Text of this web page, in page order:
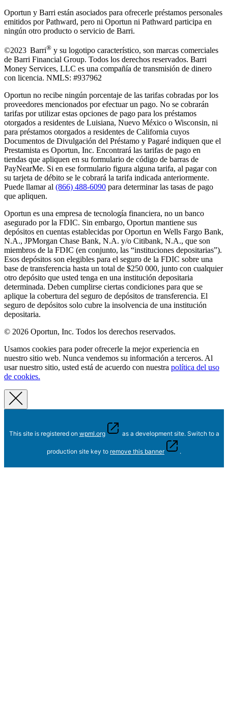
Oportun y Barri están asociados para ofrecerle préstamos personales
emitidos por Pathward, pero ni Oportun ni Pathward participa en
ningún otro producto o servicio de Barri.
©2023 Barri® y su logotipo característico, son marcas comerciales
de Barri Financial Group. Todos los derechos reservados. Barri
Money Services, LLC es una compañía de transmisión de dinero
con licencia. NMLS: #937962
Oportun no recibe ningún porcentaje de las tarifas cobradas por los
proveedores mencionados por efectuar un pago. No se cobrarán
tarifas por utilizar estas opciones de pago para los préstamos
otorgados a residentes de Luisiana, Nuevo México o Wisconsin, ni
para préstamos otorgados a residentes de California cuyos
Documentos de Divulgación del Préstamo y Pagaré indiquen que el
Prestamista es Oportun, Inc. Encontrará las tarifas de pago en
tiendas que apliquen en su formulario de código de barras de
PayNearMe. Si en ese formulario figura alguna tarifa, al pagar con
su tarjeta de débito se le cobrará la tarifa indicada anteriormente.
Puede llamar al (866) 488-6090 para determinar las tasas de pago
que apliquen.
Oportun es una empresa de tecnología financiera, no un banco
asegurado por la FDIC. Sin embargo, Oportun mantiene sus
depósitos en cuentas establecidas por Oportun en Wells Fargo Bank,
N.A., JPMorgan Chase Bank, N.A. y/o Citibank, N.A., que son
miembros de la FDIC (en conjunto, las “instituciones depositarias”).
Esos depósitos son elegibles para el seguro de la FDIC sobre una
base de transferencia hasta un total de $250 000, junto con cualquier
otro depósito que usted tenga en una institución depositaria
determinada. Deben cumplirse ciertas condiciones para que se
aplique la cobertura del seguro de depósitos de transferencia. El
seguro de depósitos solo cubre la insolvencia de una institución
depositaria.
© 2026 Oportun, Inc. Todos los derechos reservados.
Usamos cookies para poder ofrecerle la mejor experiencia en
nuestro sitio web. Nunca vendemos su información a terceros. Al
usar nuestro sitio, usted está de acuerdo con nuestra política del uso
de cookies.
This site is registered on wpml.org as a development site. Switch to a
production site key to remove this banner .